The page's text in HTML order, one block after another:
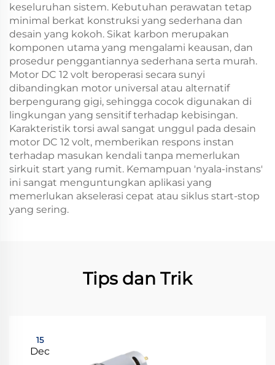
keseluruhan sistem. Kebutuhan perawatan tetap
minimal berkat konstruksi yang sederhana dan
desain yang kokoh. Sikat karbon merupakan
komponen utama yang mengalami keausan, dan
prosedur penggantiannya sederhana serta murah.
Motor DC 12 volt beroperasi secara sunyi
dibandingkan motor universal atau alternatif
berpengurang gigi, sehingga cocok digunakan di
lingkungan yang sensitif terhadap kebisingan.
Karakteristik torsi awal sangat unggul pada desain
motor DC 12 volt, memberikan respons instan
terhadap masukan kendali tanpa memerlukan
sirkuit start yang rumit. Kemampuan 'nyala-instans'
ini sangat menguntungkan aplikasi yang
memerlukan akselerasi cepat atau siklus start-stop
yang sering.
Tips dan Trik
15
Dec